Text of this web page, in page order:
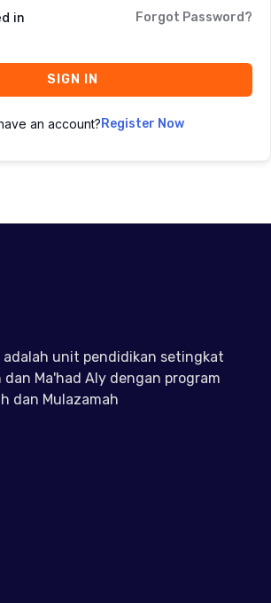
in Forgot Password?
SIGN IN
an account?Register Now
adalah unit pendidikan setingkat
dan Ma'had Aly dengan program
dan Mulazamah